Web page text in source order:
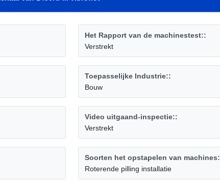
Het Rapport van de machinestest::
Verstrekt
Toepasselijke Industrie::
Bouw
Video uitgaand-inspectie::
Verstrekt
Soorten het opstapelen van machines:
Roterende pilling installatie